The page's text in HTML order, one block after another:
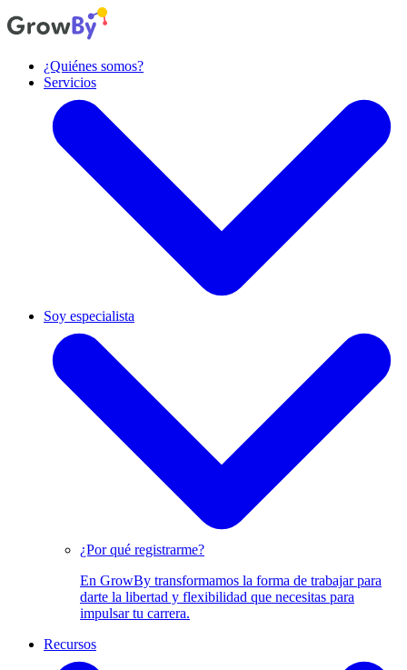
¿Quiénes somos?
Servicios
Diseño de producto
Diseñamos experiencias y productos centrados en las personas.
Soy especialista
¿Por qué registrarme?
En GrowBy transformamos la forma de trabajar para
darte la libertad y flexibilidad que necesitas para
impulsar tu carrera.
Recursos